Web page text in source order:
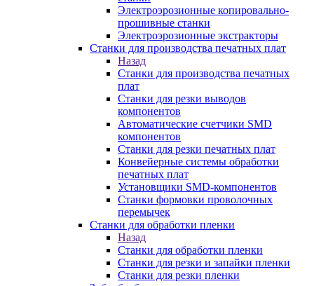
Электроэрозионные копировально-
прошивные станки
Электроэрозионные экстракторы
Станки для производства печатных плат
Назад
Станки для производства печатных
плат
Станки для резки выводов
компонентов
Автоматические счетчики SMD
компонентов
Станки для резки печатных плат
Конвейерные системы обработки
печатных плат
Установщики SMD-компонентов
Станки формовки проволочных
перемычек
Станки для обработки пленки
Назад
Станки для обработки пленки
Станки для резки и запайки пленки
Станки для резки пленки